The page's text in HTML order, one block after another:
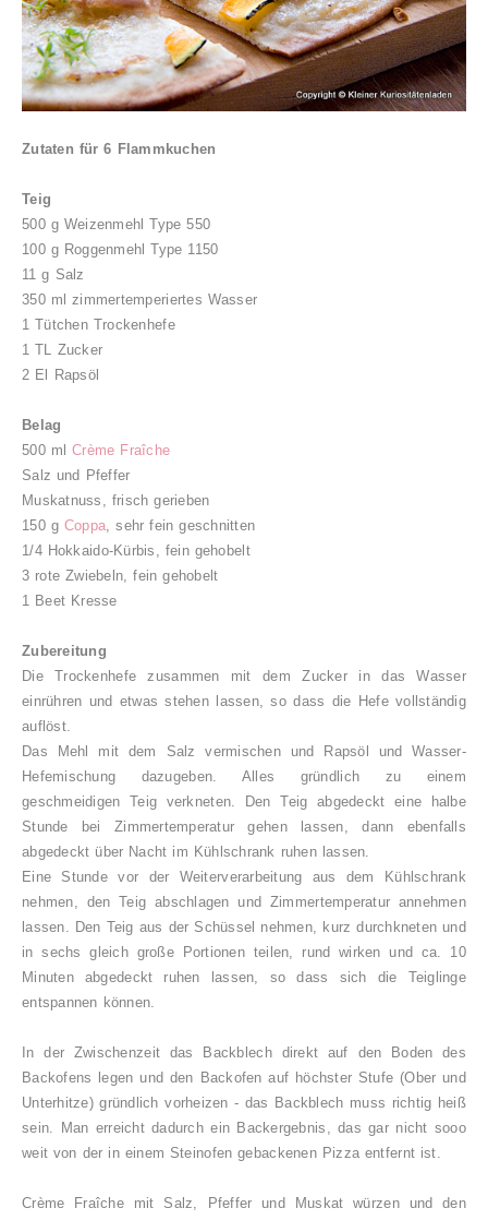
Zutaten für 6 Flammkuchen
Teig
500 g Weizenmehl Type 550
100 g Roggenmehl Type 1150
11 g Salz
350 ml zimmertemperiertes Wasser
1 Tütchen Trockenhefe
1 TL Zucker
2 El Rapsöl
Belag
500 mlCrème Fraîche
Salz und Pfeffer
Muskatnuss, frisch gerieben
150 g Coppa , sehr fein geschnitten
1/4 Hokkaido-Kürbis, fein gehobelt
3 rote Zwiebeln, fein gehobelt
1 Beet Kresse
Zubereitung
Die Trockenhefe zusammen mit dem Zucker in das Wasser
einrühren und etwas stehen lassen, so dass die Hefe vollständig
auflöst.
Das Mehl mit dem Salz vermischen und Rapsöl und Wasser-
Hefemischung dazugeben. Alles gründlich zu einem
geschmeidigen Teig verkneten. Den Teig abgedeckt eine halbe
Stunde bei Zimmertemperatur gehen lassen, dann ebenfalls
abgedeckt über Nacht im Kühlschrank ruhen lassen.
Eine Stunde vor der Weiterverarbeitung aus dem Kühlschrank
nehmen, den Teig abschlagen und Zimmertemperatur annehmen
lassen. Den Teig aus der Schüssel nehmen, kurz durchkneten und
in sechs gleich große Portionen teilen, rund wirken und ca. 10
Minuten abgedeckt ruhen lassen, so dass sich die Teiglinge
entspannen können.
In der Zwischenzeit das Backblech direkt auf den Boden des
Backofens legen und den Backofen auf höchster Stufe (Ober und
Unterhitze) gründlich vorheizen - das Backblech muss richtig heiß
sein. Man erreicht dadurch ein Backergebnis, das gar nicht sooo
weit von der in einem Steinofen gebackenen Pizza entfernt ist.
Crème Fraîche mit Salz, Pfeffer und Muskat würzen und den